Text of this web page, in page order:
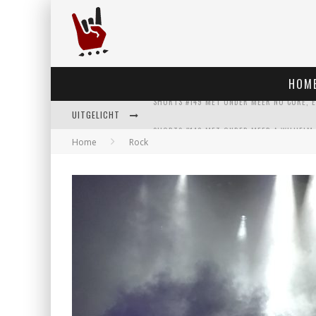
UITGELICHT
Home Rock